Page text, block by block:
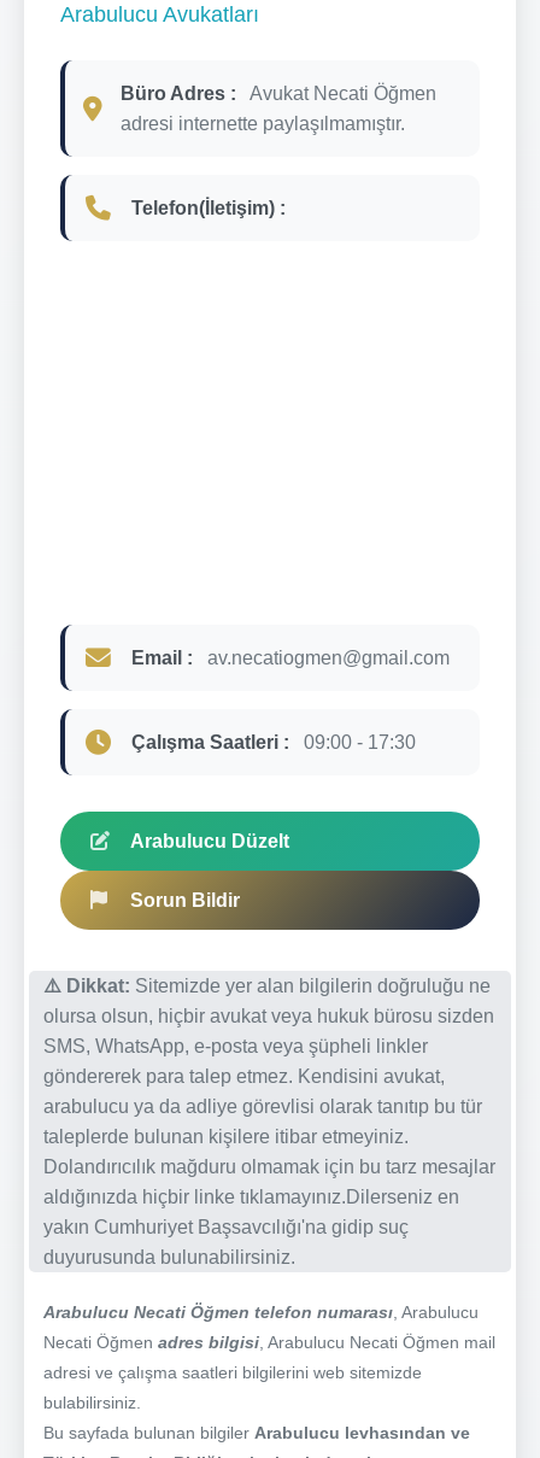
Arabulucu Avukatları
Büro Adres :
Avukat Necati Öğmen
adresi internette paylaşılmamıştır.
Telefon(İletişim) :
Email : av.necatiogmen@gmail.com
Çalışma Saatleri : 09:00 - 17:30
Arabulucu Düzelt
Sorun Bildir
⚠️ Dikkat: Sitemizde yer alan bilgilerin doğruluğu ne
olursa olsun, hiçbir avukat veya hukuk bürosu sizden
SMS, WhatsApp, e-posta veya şüpheli linkler
göndererek para talep etmez. Kendisini avukat,
arabulucu ya da adliye görevlisi olarak tanıtıp bu tür
taleplerde bulunan kişilere itibar etmeyiniz.
Dolandırıcılık mağduru olmamak için bu tarz mesajlar
aldığınızda hiçbir linke tıklamayınız.Dilerseniz en
yakın Cumhuriyet Başsavcılığı'na gidip suç
duyurusunda bulunabilirsiniz.
Arabulucu Necati Öğmen telefon numarası , Arabulucu
Necati Öğmen adres bilgisi , Arabulucu Necati Öğmen mail
adresi ve çalışma saatleri bilgilerini web sitemizde
bulabilirsiniz.
Bu sayfada bulunan bilgiler Arabulucu levhasından ve